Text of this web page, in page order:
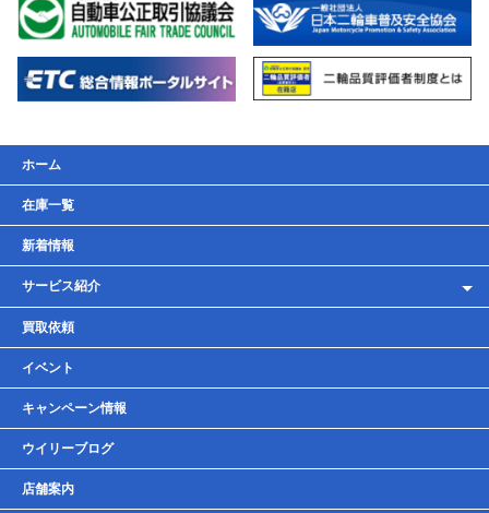
ホーム
在庫一覧
新着情報
サービス紹介
レンタルバイク
車検・点検・整備
貸しガレージ
買取依頼
イベント
キャンペーン情報
ウイリーブログ
店舗案内